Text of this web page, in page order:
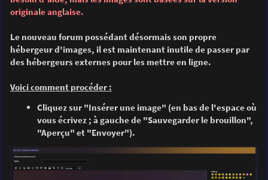
e
originale anglaise.
Le nouveau forum possédant désormais son propre
hébergeur d'images, il est maintenant inutile de passer par
des hébergeurs externes pour les mettre en ligne.
Voici comment procéder :
Cliquez sur "Insérer une image" (en bas de l'espace où
vous écrivez ; à gauche de "Sauvegarder le brouillon",
"Aperçu" et "Envoyer").